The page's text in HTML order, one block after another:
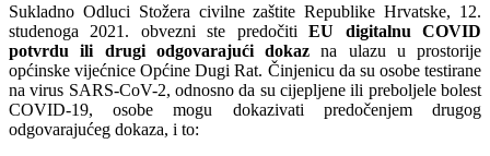
Sukladno Odluci Stožera civilne zaštite Republike Hrvatske, 12.
studenoga 2021. obvezni ste predočitiEU digitalnu COVID
potvrdu ili drugi odgovarajući dokaz na ulazu u prostorije
općinske vijećnice Općine Dugi Rat. Činjenicu da su osobe testirane
na virus SARS-CoV-2, odnosno da su cijepljene ili preboljele bolest
COVID-19, osobe mogu dokazivati predočenjem drugog
odgovarajućeg dokaza, i to: